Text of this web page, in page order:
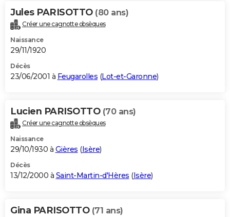
Jules PARISOTTO (80 ans)
Créer une cagnotte obsèques
Naissance
29/11/1920
Décès
23/06/2001 à Feugarolles (Lot-et-Garonne)
Lucien PARISOTTO (70 ans)
Créer une cagnotte obsèques
Naissance
29/10/1930 à Gières (Isère)
Décès
13/12/2000 à Saint-Martin-d'Hères (Isère)
Gina PARISOTTO (71 ans)